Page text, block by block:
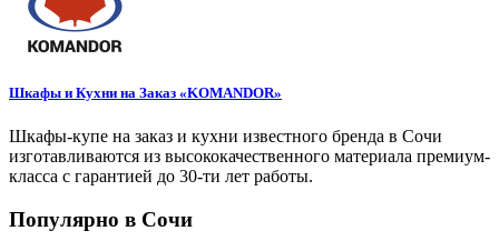
Шкафы и Кухни на Заказ «KOMANDOR»
Шкафы-купе на заказ и кухни известного бренда в Сочи
изготавливаются из высококачественного материала премиум-
класса с гарантией до 30-ти лет работы.
Популярно в Сочи